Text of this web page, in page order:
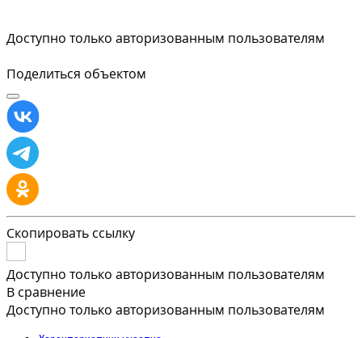
Доступно только авторизованным пользователям
Поделиться объектом
Скопировать ссылку
Доступно только авторизованным пользователям
В сравнение
Доступно только авторизованным пользователям